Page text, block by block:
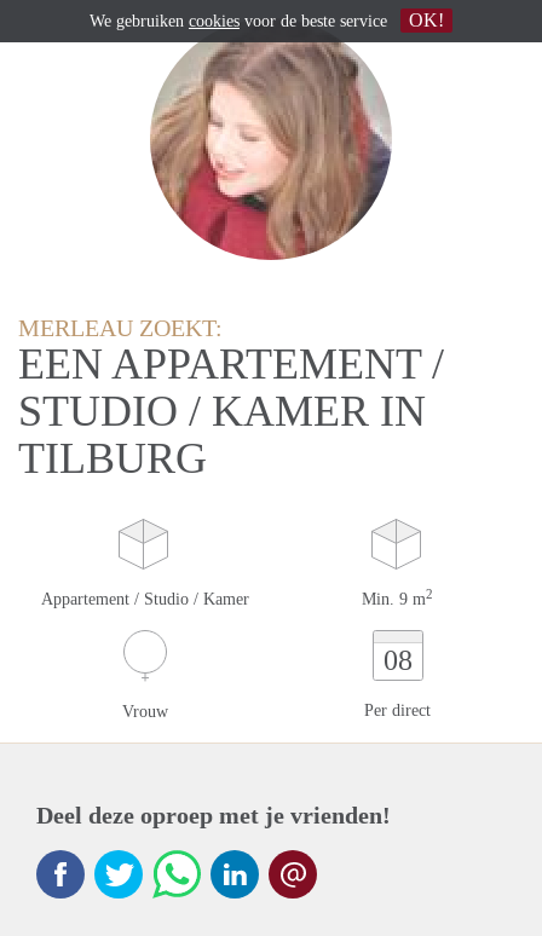
MERLEAU ZOEKT:
EEN APPARTEMENT /
STUDIO / KAMER IN
TILBURG
Appartement / Studio / Kamer Min. 9 m2
Vrouw
08
Per direct
Deel deze oproep met je vrienden!
We gebruiken cookies voor de beste service OK!